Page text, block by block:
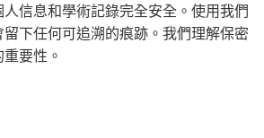
信息和學術記錄完全安全。使用我們
下任何可追溯的痕跡。我們理解保密
要性。